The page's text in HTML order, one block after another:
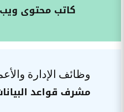
كاتب محتوى ويب
وظائف الإدارة
مشرف قواعد